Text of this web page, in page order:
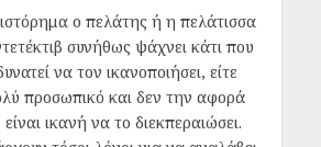
ο πελάτης ή η πελάτισσα
συνήθως ψάχνει κάτι που
να τον ικανοποιήσει, είτε
προσωπικό και δεν την αφορά
είναι ικανή να το διεκπεραιώσει.